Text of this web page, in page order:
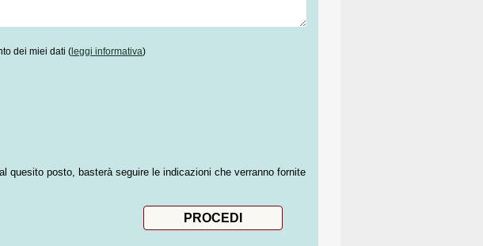
dei miei dati ( leggi informativa)
quesito posto, basterà seguire le indicazioni che verranno fornite